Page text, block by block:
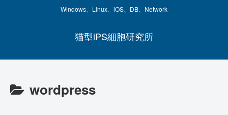
Windows、Linux、iOS、DB、Network
猫型iPS細胞研究所
wordpress